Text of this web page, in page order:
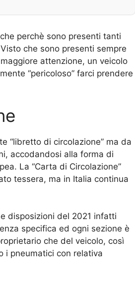
perchè sono presenti tanti
che sono presenti sempre
attenzione, un veicolo
“pericoloso” farci prendere
“libretto di circolazione” ma da
accodandosi alla forma di
La “Carta di Circolazione”
tessera, ma in Italia continua
disposizioni del 2021 infatti
specifica ed ogni sezione è
che del veicolo, così
i pneumatici con relativa